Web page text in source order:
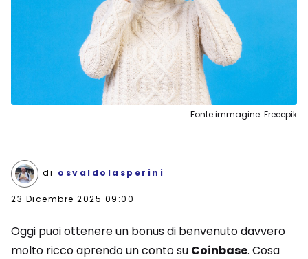
Fonte immagine: Freeepik
di osvaldolasperini
23 Dicembre 2025 09:00
Oggi puoi ottenere un bonus di benvenuto davvero
molto ricco aprendo un conto su Coinbase. Cosa